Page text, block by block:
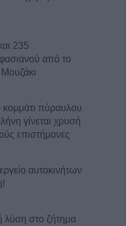
235
από το
πύραυλου
γίνεται χρυσή
επιστήμονες
αυτοκινήτων
λύση στο ζήτημα